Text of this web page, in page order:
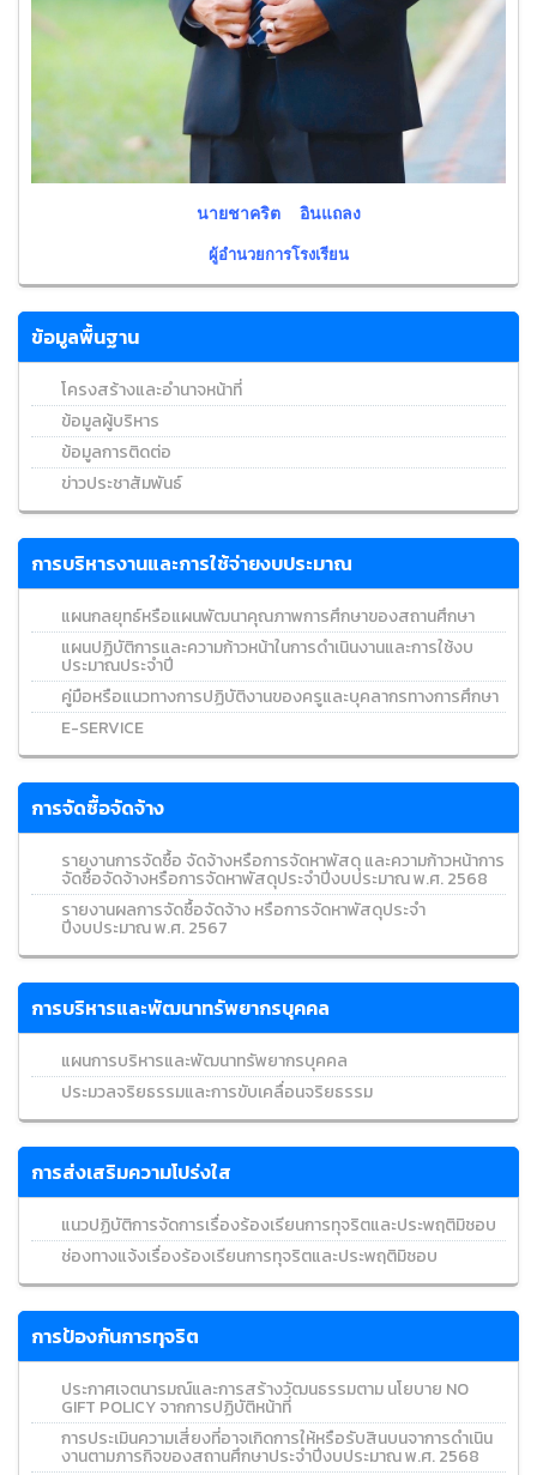
นายชาคริต อินแถลง
ผู้อำนวยการโรงเรียน
ข้อมูลพื้นฐาน
โครงสร้างและอำนาจหน้าที่
ข้อมูลผู้บริหาร
ข้อมูลการติดต่อ
ข่าวประชาสัมพันธ์
การบริหารงานและการใช้จ่ายงบประมาณ
แผนกลยุทธ์หรือแผนพัฒนาคุณภาพการศึกษาของสถานศึกษา
แผนปฏิบัติการและความก้าวหน้าในการดำเนินงานและการใช้งบ
ประมาณประจำปี
คู่มือหรือแนวทางการปฏิบัติงานของครูและบุคลากรทางการศึกษา
E-SERVICE
การจัดซื้อจัดจ้าง
รายงานการจัดซื้อ จัดจ้างหรือการจัดหาพัสดุ และความก้าวหน้าการ
จัดซื้อจัดจ้างหรือการจัดหาพัสดุประจำปีงบประมาณ พ.ศ. 2568
รายงานผลการจัดซื้อจัดจ้าง หรือการจัดหาพัสดุประจำ
ปีงบประมาณ พ.ศ. 2567
การบริหารและพัฒนาทรัพยากรบุคคล
แผนการบริหารและพัฒนาทรัพยากรบุคคล
ประมวลจริยธรรมและการขับเคลื่อนจริยธรรม
การส่งเสริมความโปร่งใส
แนวปฏิบัติการจัดการเรื่องร้องเรียนการทุจริตและประพฤติมิชอบ
ช่องทางแจ้งเรื่องร้องเรียนการทุจริตและประพฤติมิชอบ
การป้องกันการทุจริต
ประกาศเจตนารมณ์และการสร้างวัฒนธรรมตาม นโยบาย NO
GIFT POLICY จากการปฏิบัติหน้าที่
การประเมินความเสี่ยงที่อาจเกิดการให้หรือรับสินบนจาการดำเนิน
งานตามภารกิจของสถานศึกษาประจำปีงบประมาณ พ.ศ. 2568